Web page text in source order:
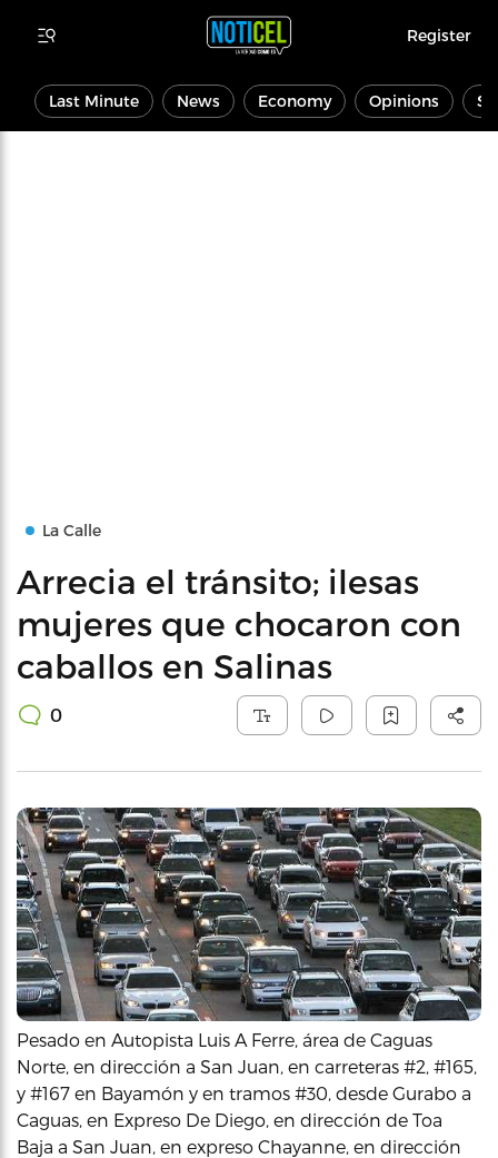
Register
Last Minute News Economy Opinions
La Calle
Arrecia el tránsito; ilesas
mujeres que chocaron con
caballos en Salinas
0
Pesado en Autopista Luis A Ferre, área de Caguas
Norte, en dirección a San Juan, en carreteras #2, #165,
y #167 en Bayamón y en tramos #30, desde Gurabo a
Caguas, en Expreso De Diego, en dirección de Toa
Baja a San Juan, en expreso Chayanne, en dirección